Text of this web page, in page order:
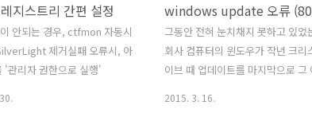
금이라도 많이 검색되는 것처
는 것처럼 보이기 위해서 패턴
범위하게 잡는 것인지 의아할
다. 2011년에 작성한 포스트
에 재확인요청을 하고 하루 이틀 뒤
과확인이 가능하다는 점 때문에 쉽
않았습니다. 일단 모든 글들을 비
전환하였고, 스크립트나 외부링크가
한테 ..
지스트리 간편 설정
안되는 경우, ctfmon 자동시
제거실패 오류시, 아
'관리자 권한으로 실행'
그동안 전혀 눈치채지 못하고 있었
회사 컴퓨터의 윈도우가 작년 크리
이브 때 업데이트를 마지막으로 그
2015. 3. 16.